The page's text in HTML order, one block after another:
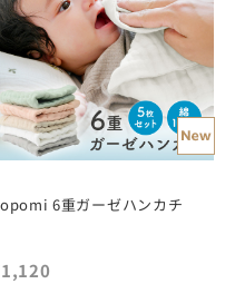
6重ガーゼハンカチ